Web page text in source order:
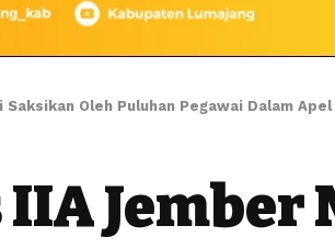
Oleh Puluhan Pegawai Dalam
Jember